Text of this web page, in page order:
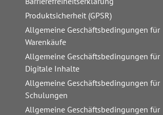
Produktsicherheit (GPSR)
Allgemeine Geschäftsbedingungen für
Warenkäufe
Allgemeine Geschäftsbedingungen für
Digitale Inhalte
Allgemeine Geschäftsbedingungen für
Schulungen
Allgemeine Geschäftsbedingungen für